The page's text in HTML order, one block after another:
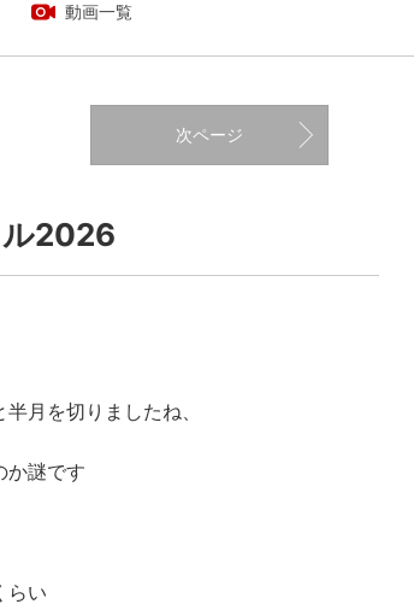
動画一覧
次ページ
2026
月を切りましたね、
か謎です
らい